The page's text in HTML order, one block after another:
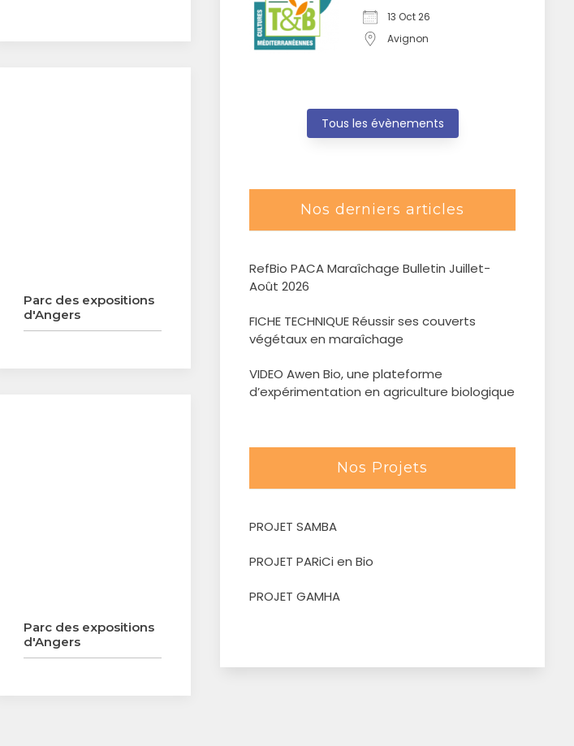
Parc des expositions
d'Angers
Parc des expositions
d'Angers
13 Oct 26
Avignon
Tous les évènements
Nos derniers articles
RefBio PACA Maraîchage Bulletin Juillet-
Août 2026
FICHE TECHNIQUE Réussir ses couverts
végétaux en maraîchage
VIDEO Awen Bio, une plateforme
d’expérimentation en agriculture biologique
Nos Projets
PROJET SAMBA
PROJET PARiCi en Bio
PROJET GAMHA